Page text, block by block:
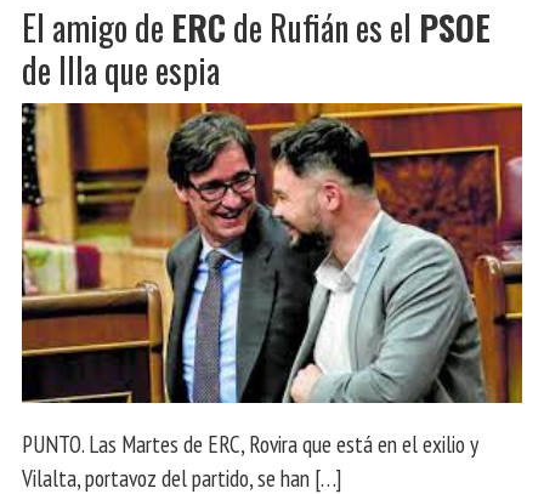
El amigo de ERCde Rufián es el PSOE
de Illa que espia
PUNTO. Las Martes de ERC, Rovira que está en el exilio y
Vilalta, portavoz del partido, se han […]